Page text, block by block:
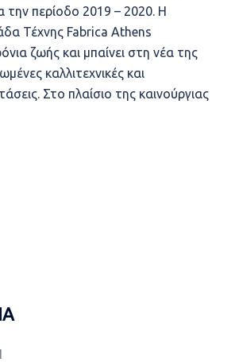
την περίοδο 2019 – 2020. Η
Τέχνης Fabrica Athens
ζωής και μπαίνει στη νέα της
καλλιτεχνικές και
Στο πλαίσιο της καινούργιας